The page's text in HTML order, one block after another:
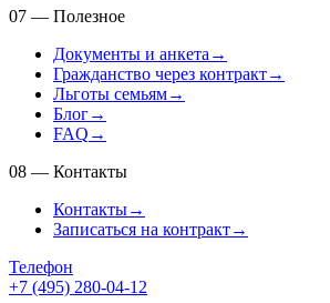
07 — Полезное
Документы и анкета →
Гражданство через контракт→
Льготы семьям→
Блог→
FAQ →
08 — Контакты
Контакты→
Записаться на контракт→
Телефон
+7 (495) 280-04-12